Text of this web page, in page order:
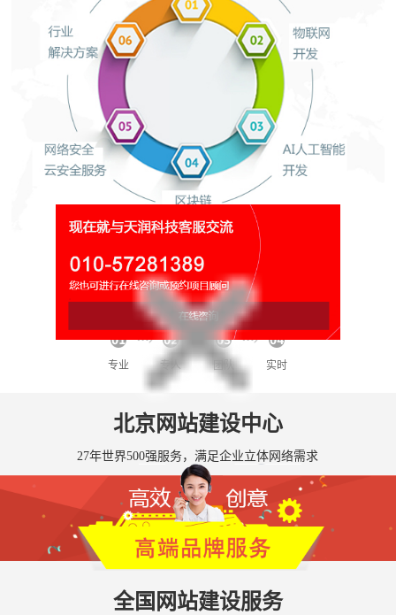
网络平台运营维护
秘书/团队/专家/管家/伙伴!
专业 专人 团队 实时
北京网站建设中心
27年世界500强服务，满足企业立体网络需求
全国网站建设服务